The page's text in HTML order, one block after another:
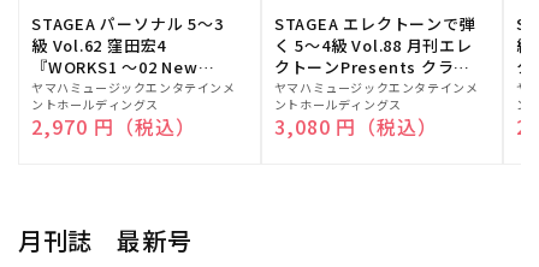
STAGEA パーソナル 5～3
級 Vol.62 窪田宏4
『WORKS1 ～02 New
edition～』
販
売
元:
ヤマハミュージックエンタテインメ
ントホールディングス
通常価格
2,970 円（税込）
STAGEA エレクトーンで弾
く 5～4級 Vol.88 月刊エレ
クトーンPresents クラシ
ック名曲集
販
売
元:
ヤマハミュージックエンタテインメ
ントホールディングス
通常価格
3,080 円（税込）
級
ク
販
売
元:
ヤ
ン
月刊誌 最新号